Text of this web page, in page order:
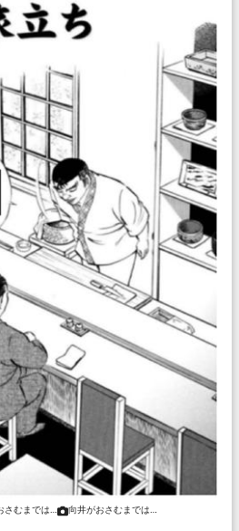
さむまでは… 向井がおさむまでは…